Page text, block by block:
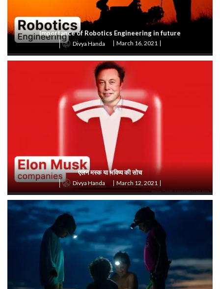
Importance of Robotics Engineering in future
Divya Handa March 16, 2021
एलन मस्क या भविष्य की सोच
Divya Handa March 12, 2021